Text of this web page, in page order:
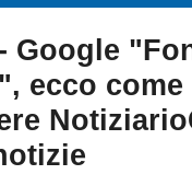
Google
ecco come